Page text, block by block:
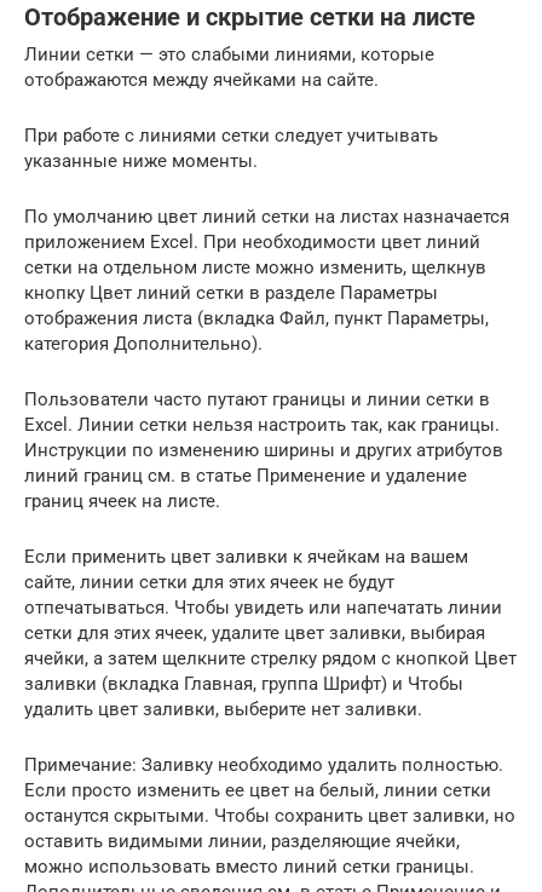
Отображение и скрытие сетки на листе
Линии сетки — это слабыми линиями, которые
отображаются между ячейками на сайте.
При работе с линиями сетки следует учитывать
указанные ниже моменты.
По умолчанию цвет линий сетки на листах назначается
приложением Excel. При необходимости цвет линий
сетки на отдельном листе можно изменить, щелкнув
кнопку Цвет линий сетки в разделе Параметры
отображения листа (вкладка Файл, пункт Параметры,
категория Дополнительно).
Пользователи часто путают границы и линии сетки в
Excel. Линии сетки нельзя настроить так, как границы.
Инструкции по изменению ширины и других атрибутов
линий границ см. в статье Применение и удаление
границ ячеек на листе.
Если применить цвет заливки к ячейкам на вашем
сайте, линии сетки для этих ячеек не будут
отпечатываться. Чтобы увидеть или напечатать линии
сетки для этих ячеек, удалите цвет заливки, выбирая
ячейки, а затем щелкните стрелку рядом с кнопкой Цвет
заливки (вкладка Главная, группа Шрифт) и Чтобы
удалить цвет заливки, выберите нет заливки.
Примечание: Заливку необходимо удалить полностью.
Если просто изменить ее цвет на белый, линии сетки
останутся скрытыми. Чтобы сохранить цвет заливки, но
оставить видимыми линии, разделяющие ячейки,
можно использовать вместо линий сетки границы.